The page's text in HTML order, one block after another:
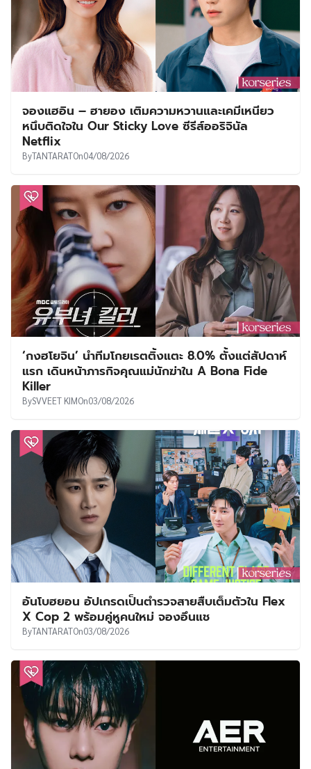
จองแฮอิน – ฮายอง เติมความหวานและเคมีเหนียว
หนึบติดใจใน Our Sticky Love ซีรีส์ออริจินัล
Netflix
ByTANTARATOn04/08/2026
‘กงฮโยจิน’ นำทีมโกยเรตติ้งแตะ 8.0% ตั้งแต่สัปดาห์
แรก เดินหน้าภารกิจคุณแม่นักฆ่าใน A Bona Fide
Killer
BySVVEET KIMOn03/08/2026
อันโบฮยอน อัปเกรดเป็นตำรวจสายสืบเต็มตัวใน Flex
X Cop 2 พร้อมคู่หูคนใหม่ จองอึนแช
ByTANTARATOn03/08/2026